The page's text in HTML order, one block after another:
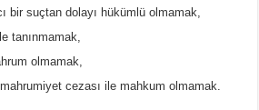
bir suçtan dolayı hükümlü olmamak,
tanınmamak,
olmamak,
cezası ile mahkum olmamak.